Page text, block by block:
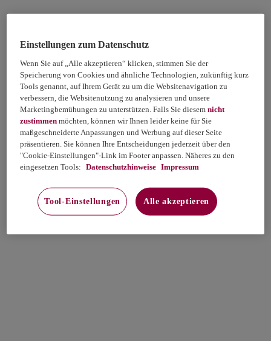
Einstellungen zum Datenschutz
Wenn Sie auf „Alle akzeptieren“ klicken, stimmen Sie der
Speicherung von Cookies und ähnliche Technologien, zukünftig kurz
Tools genannt, auf Ihrem Gerät zu um die Websitenavigation zu
verbessern, die Websitenutzung zu analysieren und unsere
Marketingbemühungen zu unterstützen. Falls Sie diesemnicht
zustimmen möchten, können wir Ihnen leider keine für Sie
maßgeschneiderte Anpassungen und Werbung auf dieser Seite
präsentieren. Sie können Ihre Entscheidungen jederzeit über den
"Cookie-Einstellungen"-Link im Footer anpassen. Näheres zu den
eingesetzen Tools: Datenschutzhinweise Impressum
Tool-Einstellungen Alle akzeptieren